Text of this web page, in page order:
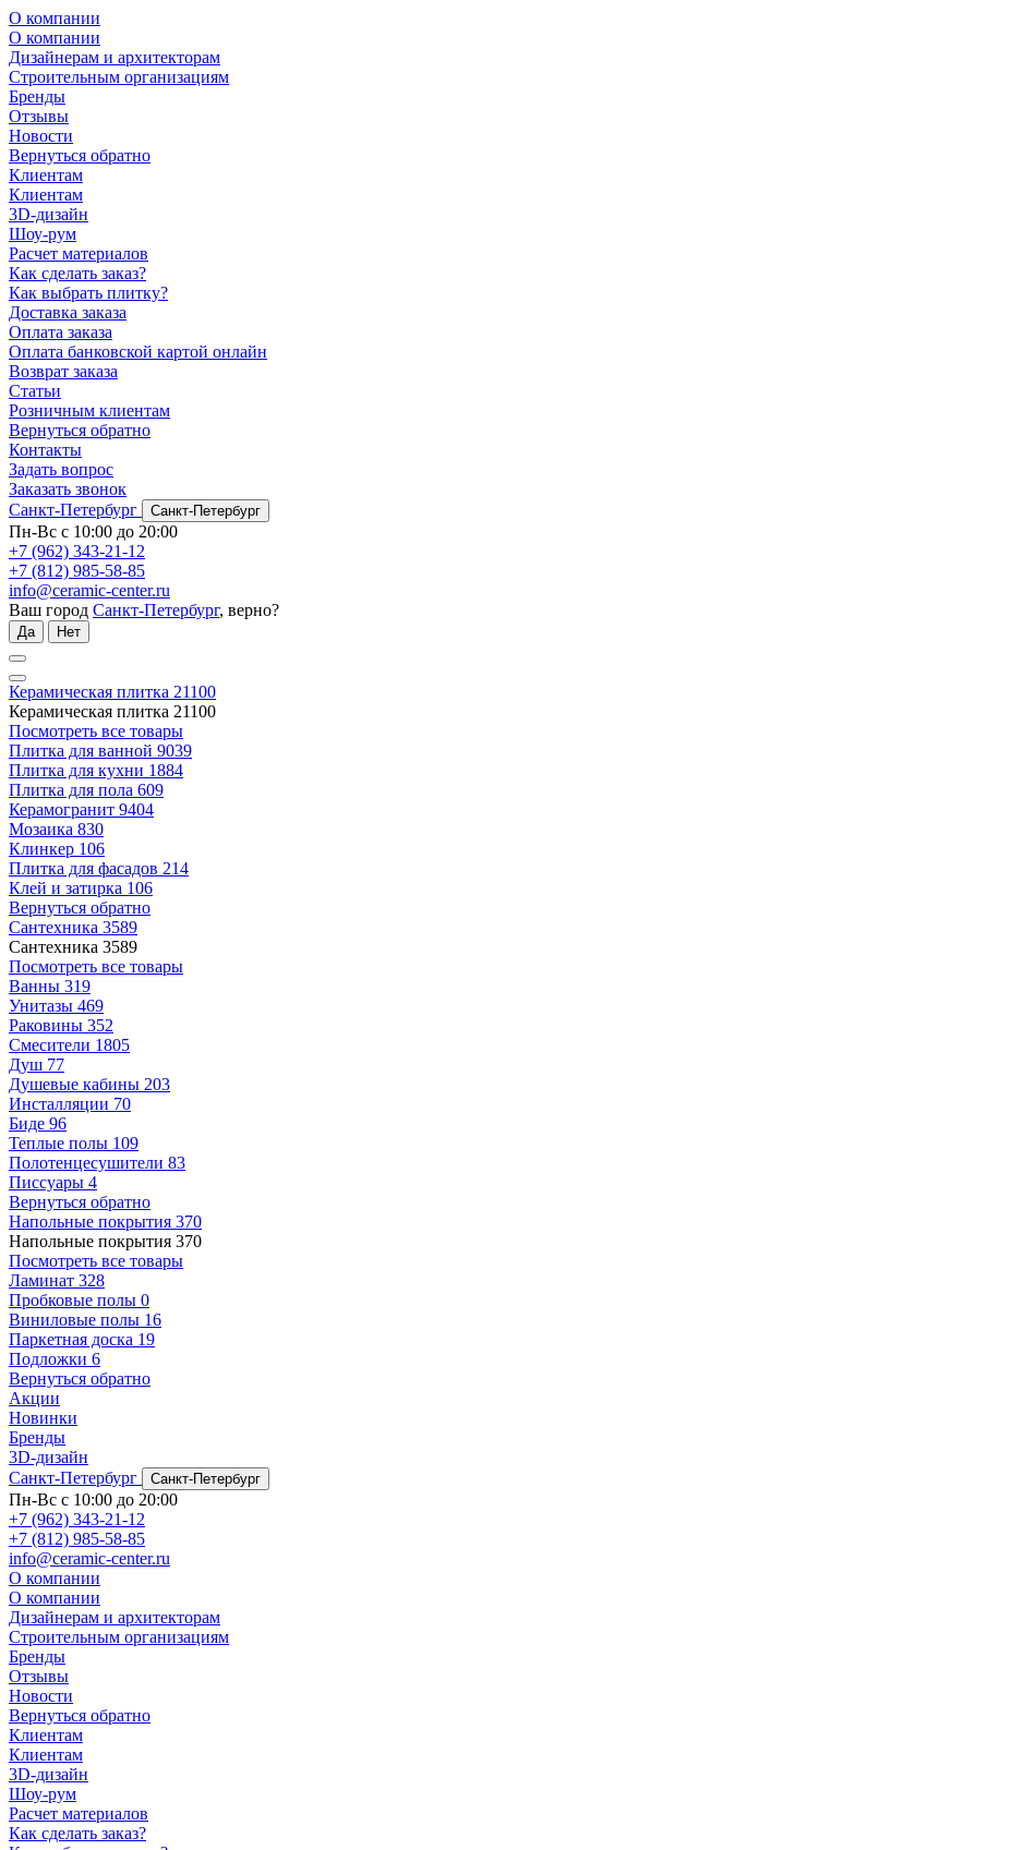
О компании
О компании
Дизайнерам и архитекторам
Строительным организациям
Бренды
Отзывы
Новости
Вернуться обратно
Клиентам
Клиентам
3D-дизайн
Шоу-рум
Расчет материалов
Как сделать заказ?
Как выбрать плитку?
Доставка заказа
Оплата заказа
Оплата банковской картой онлайн
Возврат заказа
Статьи
Розничным клиентам
Вернуться обратно
Контакты
Задать вопрос
Заказать звонок
Санкт-Петербург
Санкт-Петербург
Пн-Вс с 10:00 до 20:00
+7 (962) 343-21-12
+7 (812) 985-58-85
info@ceramic-center.ru
Ваш город Санкт-Петербург, верно?
Да Нет
Керамическая плитка 21100
Керамическая плитка 21100
Посмотреть все товары
Плитка для ванной 9039
Плитка для кухни 1884
Плитка для пола 609
Керамогранит 9404
Мозаика 830
Клинкер 106
Плитка для фасадов 214
Клей и затирка 106
Вернуться обратно
Сантехника 3589
Сантехника 3589
Посмотреть все товары
Ванны 319
Унитазы 469
Раковины 352
Смесители 1805
Душ 77
Душевые кабины 203
Инсталляции 70
Биде 96
Теплые полы 109
Полотенцесушители 83
Писсуары 4
Вернуться обратно
Напольные покрытия 370
Напольные покрытия 370
Посмотреть все товары
Ламинат 328
Пробковые полы 0
Виниловые полы 16
Паркетная доска 19
Подложки 6
Вернуться обратно
Акции
Новинки
Бренды
3D-дизайн
Санкт-Петербург
Санкт-Петербург
Пн-Вс с 10:00 до 20:00
+7 (962) 343-21-12
+7 (812) 985-58-85
info@ceramic-center.ru
О компании
О компании
Дизайнерам и архитекторам
Строительным организациям
Бренды
Отзывы
Новости
Вернуться обратно
Клиентам
Клиентам
3D-дизайн
Шоу-рум
Расчет материалов
Как сделать заказ?